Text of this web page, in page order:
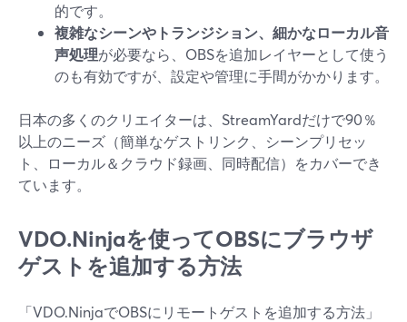
的です。
複雑なシーンやトランジション、細かなローカル音
声処理が必要なら、OBSを追加レイヤーとして使う
のも有効ですが、設定や管理に手間がかかります。
日本の多くのクリエイターは、StreamYardだけで90％
以上のニーズ（簡単なゲストリンク、シーンプリセッ
ト、ローカル＆クラウド録画、同時配信）をカバーでき
ています。
VDO.Ninjaを使ってOBSにブラウザ
ゲストを追加する方法
「VDO.NinjaでOBSにリモートゲストを追加する方法」